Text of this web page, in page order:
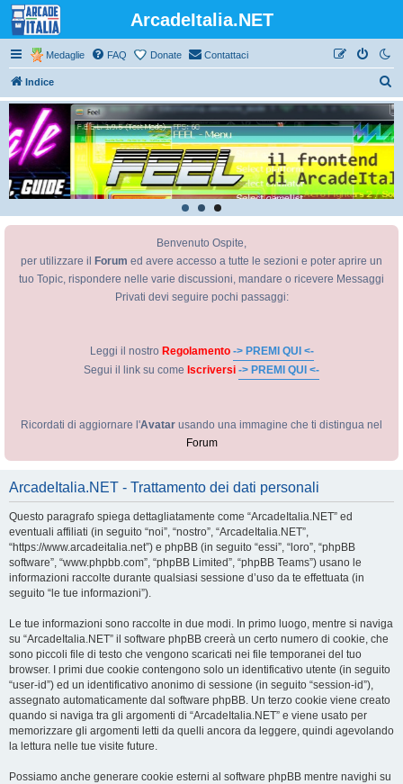
ArcadeItalia.NET
Medaglie FAQ Donate Contattaci
Indice
e
r
c
Benvenuto Ospite,
per utilizzare il
Forum ed avere accesso a tutte le sezioni e poter aprire un
tuo Topic, rispondere nelle varie discussioni, mandare o ricevere Messaggi
Privati devi seguire pochi passaggi:
Leggi il nostro Regolamento -> PREMI QUI <-
Segui il link su come Iscriversi -> PREMI QUI <-
Ricordati di aggiornare l'Avatar usando una immagine che ti distingua nel
Forum
ArcadeItalia.NET - Trattamento dei dati personali
Questo paragrafo spiega dettagliatamente come “ArcadeItalia.NET” ed
eventuali affiliati (in seguito “noi”, “nostro”, “ArcadeItalia.NET”,
“https://www.arcadeitalia.net”) e phpBB (in seguito “essi”, “loro”, “phpBB
software”, “www.phpbb.com”, “phpBB Limited”, “phpBB Teams”) usano le
informazioni raccolte durante qualsiasi sessione d’uso da te effettuata (in
seguito “le tue informazioni”).
Le tue informazioni sono raccolte in due modi. In primo luogo, mentre si naviga
su “ArcadeItalia.NET” il software phpBB creerà un certo numero di cookie, che
sono piccoli file di testo che vengono scaricati nei file temporanei del tuo
browser. I primi due cookie contengono solo un identificativo utente (in seguito
“user-id”) ed un identificativo anonimo di sessione (in seguito “session-id”),
assegnato automaticamente dal software phpBB. Un terzo cookie viene creato
quando si naviga tra gli argomenti di “ArcadeItalia.NET” e viene usato per
memorizzare gli argomenti letti da quelli ancora da leggere, quindi agevolando
la lettura nelle tue visite future.
Possiamo anche generare cookie esterni al software phpBB mentre navighi su